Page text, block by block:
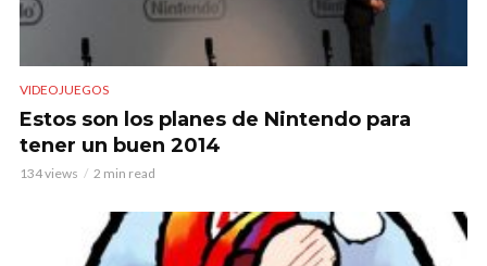
VIDEOJUEGOS
Estos son los planes de Nintendo para
tener un buen 2014
134 views 2 min read